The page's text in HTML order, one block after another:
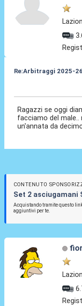
Re:Arbitraggi 2025-26
Ragazzi se oggi
facciamo del
un'annata da
CONTENUTO
Set 2 asciugamani
Acquistando tramite questo
aggiuntivi per te.